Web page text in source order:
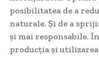
posibilitatea de a
naturale. Și de a
și mai responsabile.
producția și